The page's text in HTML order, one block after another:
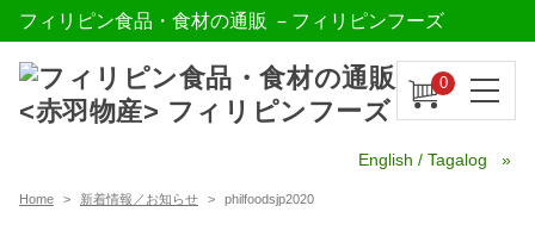
フィリピン食品・食材の通販 －フィリピンフーズ
0
English / Tagalog
Home 新着情報／お知らせ philfoodsjp2020